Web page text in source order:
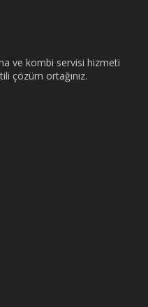
ve kombi servisi hizmeti
çözüm ortağınız.